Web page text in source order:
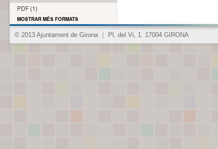
PDF (1)
MOSTRAR MÉS FORMATS
© 2013 Ajuntament de Girona Pl. del Vi, 1. 17004 GIRONA